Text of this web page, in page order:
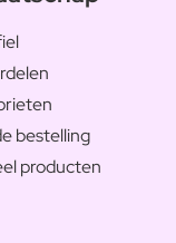
bestelling
producten